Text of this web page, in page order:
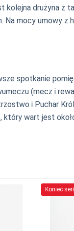
kolejna drużyna
mocy umowy
spotkanie
(mecz i
i Puchar
wart jest
Koniec